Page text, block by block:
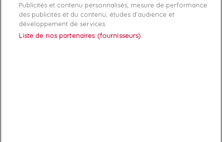
Références spécifiques
EAN-13 8719853128947
Publicités et contenu personnalisés, mesure de performance
des publicités et du contenu, études d’audience et
développement de services.
Liste de nos partenaires (fournisseurs)